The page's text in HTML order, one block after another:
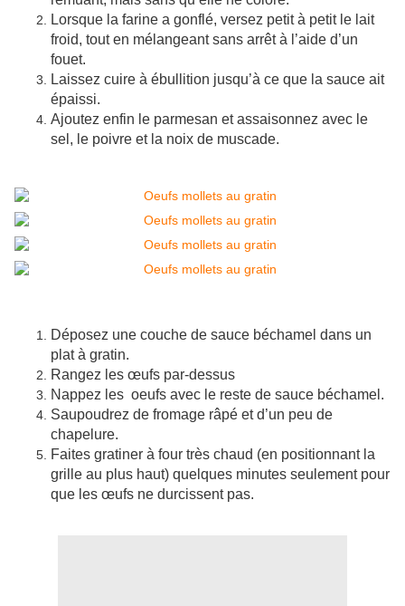
Lorsque la farine a gonflé, versez petit à petit le lait
froid, tout en mélangeant sans arrêt à l’aide d’un
fouet.
Laissez cuire à ébullition jusqu’à ce que la sauce ait
épaissi.
Ajoutez enfin le parmesan et assaisonnez avec le
sel, le poivre et la noix de muscade.
Déposez une couche de sauce béchamel dans un
plat à gratin.
Rangez les œufs par-dessus
Nappez les oeufs avec le reste de sauce béchamel.
Saupoudrez de fromage râpé et d’un peu de
chapelure.
Faites gratiner à four très chaud (en positionnant la
grille au plus haut) quelques minutes seulement pour
que les œufs ne durcissent pas.